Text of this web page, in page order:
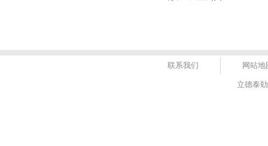
联系我们 网站地
立德泰